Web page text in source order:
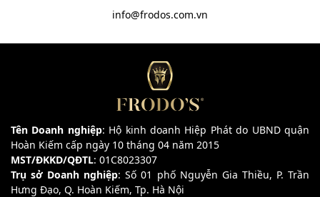
info@frodos.com.vn
Tên Doanh nghiệp: Hộ kinh doanh Hiệp Phát do UBND quận
Hoàn Kiếm cấp ngày 10 tháng 04 năm 2015
MST/ĐKKD/QĐTL: 01C8023307
Trụ sở Doanh nghiệp: Số 01 phố Nguyễn Gia Thiều, P. Trần
Hưng Đạo, Q. Hoàn Kiếm, Tp. Hà Nội